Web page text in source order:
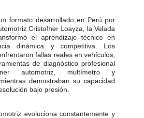
formato desarrollado en Perú por
Cristofher Loayza, la Velada
el aprendizaje técnico en
dinámica y competitiva. Los
fallas reales en vehículos,
de diagnóstico profesional
automotriz, multímetro y
demostraban su capacidad
bajo presión.
evoluciona constantemente y